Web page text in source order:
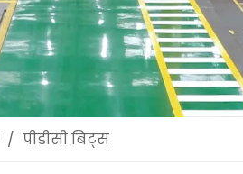
/ पीडीसी बिट्स